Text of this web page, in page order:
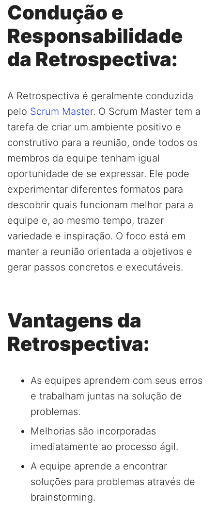
Condução e
Responsabilidade
da Retrospectiva:
A Retrospectiva é geralmente conduzida
pelo Scrum Master. O Scrum Master tem a
tarefa de criar um ambiente positivo e
construtivo para a reunião, onde todos os
membros da equipe tenham igual
oportunidade de se expressar. Ele pode
experimentar diferentes formatos para
descobrir quais funcionam melhor para a
equipe e, ao mesmo tempo, trazer
variedade e inspiração. O foco está em
manter a reunião orientada a objetivos e
gerar passos concretos e executáveis.
Vantagens da
Retrospectiva:
As equipes aprendem com seus erros
e trabalham juntas na solução de
problemas.
Melhorias são incorporadas
imediatamente ao processo ágil.
A equipe aprende a encontrar
soluções para problemas através de
brainstorming.